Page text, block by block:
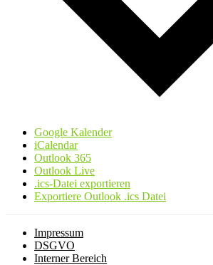
Google Kalender
iCalendar
Outlook 365
Outlook Live
.ics-Datei exportieren
Exportiere Outlook .ics Datei
Impressum
DSGVO
Interner Bereich